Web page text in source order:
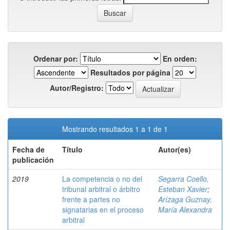
Ordenar por:
En orden:
Resultados por página
Autor/Registro:
Mostrando resultados 1 a 1 de 1
Fecha de
publicación
Título Autor(es)
2019
La competencia o no del
tribunal arbitral o árbitro
frente a partes no
signatarias en el proceso
arbitral
Segarra Coello,
Esteban Xavier;
Arízaga Guznay,
María Alexandra